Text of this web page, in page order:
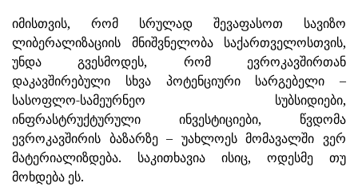
იმისთვის, რომ სრულად შევაფასოთ სავიზო
ლიბერალიზაციის მნიშვნელობა საქართველოსთვის,
უნდა გვესმოდეს, რომ ევროკავშირთან
დაკავშირებული სხვა პოტენციური სარგებელი –
სასოფლო-სამეურნეო სუბსიდიები,
ინფრასტრუქტურული ინვესტიციები, წვდომა
ევროკავშირის ბაზარზე – უახლოეს მომავალში ვერ
მატერიალიზდება. საკითხავია ისიც, ოდესმე თუ
მოხდება ეს.